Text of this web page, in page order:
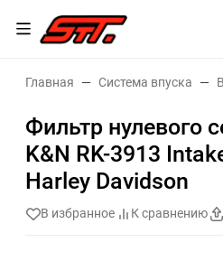
Главная Система впуска
Фильтр нулевого
K&N RK-3913
Harley Davidson
В избранное К сравнению